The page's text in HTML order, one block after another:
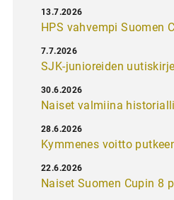
HPS vahvempi Suomen
13.7.2026
SJK-junioreiden
7.7.2026
Naiset valmiina
30.6.2026
Kymmenes voitto
28.6.2026
Naiset Suomen Cupin 8
22.6.2026